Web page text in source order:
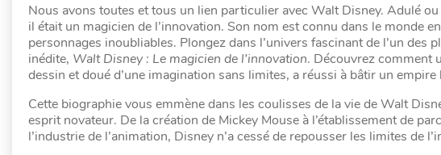
Nous avons toutes et tous un lien particulier avec Walt Disney. Adulé
il était un magicien de l’innovation. Son nom est connu dans le monde
personnages inoubliables. Plongez dans l’univers fascinant de l’un
inédite, Walt Disney : Le magicien de l’innovation. Découvrez comment
dessin et doué d’une imagination sans limites, a réussi à bâtir un
Cette biographie vous emmène dans les coulisses de la vie de Walt
esprit novateur. De la création de Mickey Mouse à l’établissement de
l’industrie de l’animation, Disney n’a cessé de repousser les limites de